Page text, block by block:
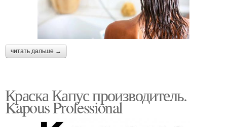
читать дальше →
Краска Капус производитель.
Kapous Professional